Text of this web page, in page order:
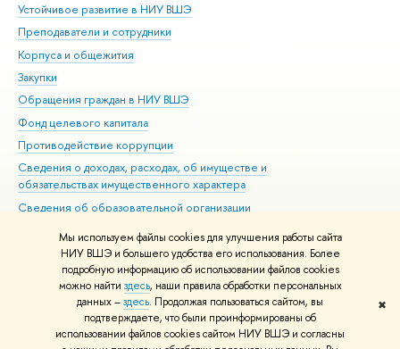
Мы используем файлы cookies для улучшения работы сайта
НИУ ВШЭ и большего удобства его использования. Более
подробную информацию об использовании файлов cookies
можно найти здесь, наши правила обработки персональных
данных –здесь. Продолжая пользоваться сайтом, вы
подтверждаете, что были проинформированы об
использовании файлов cookies сайтом НИУ ВШЭ и согласны
✖
Устойчивое развитие в НИУ ВШЭ
Преподаватели и сотрудники
Корпуса и общежития
Закупки
Обращения граждан в НИУ ВШЭ
Фонд целевого капитала
Противодействие коррупции
Сведения о доходах, расходах, об имуществе и
обязательствах имущественного характера
Сведения об образовательной организации
Людям с ограниченными возможностями здоровья
Единая платежная страница
Работа в Вышке
© НИУ ВШЭ 1993–2026 Адреса и контакты Условия использования